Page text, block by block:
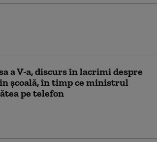
a V-a, discurs în lacrimi despre
școală, în timp ce ministrul
pe telefon